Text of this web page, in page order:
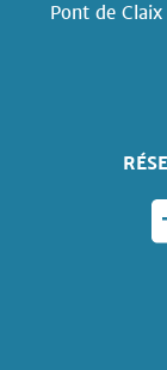
Pont de